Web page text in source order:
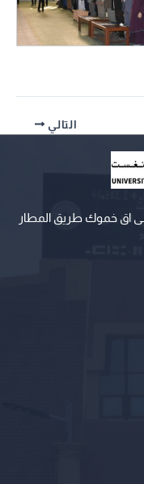
التالي
اق خموك طريق المطار